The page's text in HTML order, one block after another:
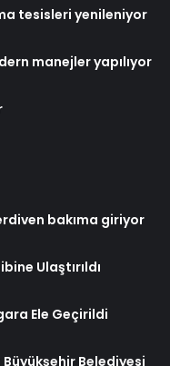
tesisleri yenileniyor
manejler yapılıyor
bakıma giriyor
Ulaştırıldı
Ele Geçirildi
Belediyesi